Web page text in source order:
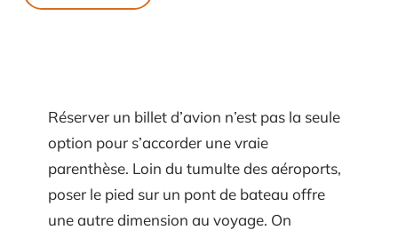
Réserver un billet d’avion n’est pas la seule
option pour s’accorder une vraie
parenthèse. Loin du tumulte des aéroports,
poser le pied sur un pont de bateau offre
une autre dimension au voyage. On